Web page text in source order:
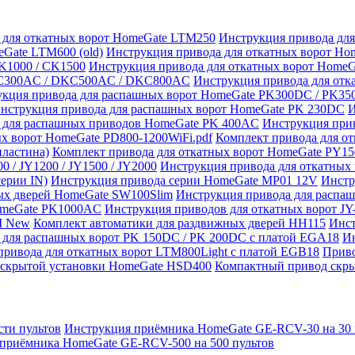
откатных ворот HomeGate LTM250 Инструкция привода
LTM600 (old) Инструкция привода для откатных ворот
/ CK1500 Инструкция привода для откатных ворот
/ DKC500AC / DKC800AC Инструкция привода для
привода для распашных ворот HomeGate PK300DC /
привода для распашных ворот HomeGate PK 230DC
распашных приводов HomeGate PK 400AC Инструкция
ворот HomeGate PD800-1200WiFi.pdf Комплект привода для
Комплект привода для откатных ворот HomeGate
/ JY1200 / JY1500 / JY2000 Инструкция привода для
IN) Инструкция привода серии HomeGate MP01 12V
дверей HomeGate SW100Slim Инструкция привода для
PK1000AC Инструкция приводов для откатных ворот
New Комплект автоматики для раздвижных дверей HH115
распашных ворот PK 150DC / PK 200DC с платой EGA18
для откатных ворот LTM800Light с платой EGB18
установки HomeGate HSD400 Компактный привод
пультов Инструкция приёмника HomeGate GE-RCV-30 на 30
HomeGate GE-RCV-500 на 500 пультов